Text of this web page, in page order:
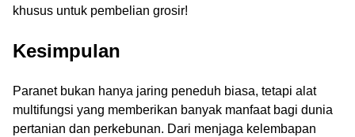
khusus untuk pembelian grosir!
Kesimpulan
Paranet bukan hanya jaring peneduh biasa, tetapi alat
multifungsi yang memberikan banyak manfaat bagi dunia
pertanian dan perkebunan. Dari menjaga kelembapan